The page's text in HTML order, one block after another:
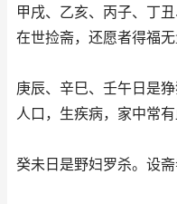
甲戌、乙亥、丙子、丁
在世捡斋，还愿者得福
庚辰、辛巳、壬午日是
人口，生疾病，家中常
癸未日是野妇罗杀。设斋